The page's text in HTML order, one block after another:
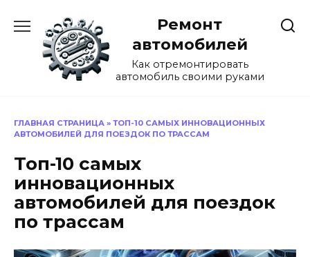
содержанию
Ремонт
автомобилей
Как отремонтировать
автомобиль своими руками
ГЛАВНАЯ СТРАНИЦА » ТОП-10 САМЫХ ИННОВАЦИОННЫХ
АВТОМОБИЛЕЙ ДЛЯ ПОЕЗДОК ПО ТРАССАМ
Топ-10 самых
инновационных
автомобилей для поездок
по трассам